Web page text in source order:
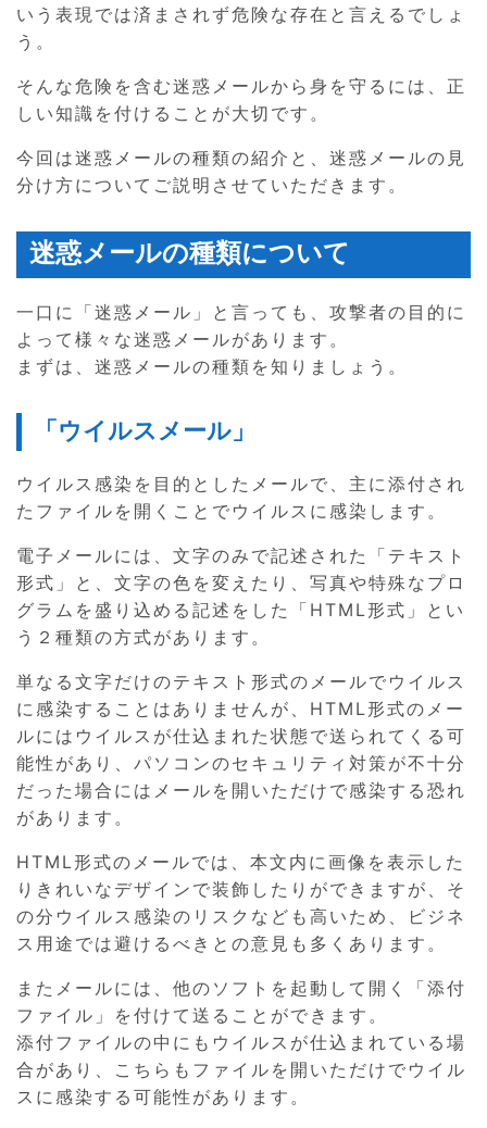
いう表現では済まされず危険な存在と言えるでしょ
う。
そんな危険を含む迷惑メールから身を守るには、正
しい知識を付けることが大切です。
今回は迷惑メールの種類の紹介と、迷惑メールの見
分け方についてご説明させていただきます。
迷惑メールの種類について
一口に「迷惑メール」と言っても、攻撃者の目的に
よって様々な迷惑メールがあります。
まずは、迷惑メールの種類を知りましょう。
「ウイルスメール」
ウイルス感染を目的としたメールで、主に添付され
たファイルを開くことでウイルスに感染します。
電子メールには、文字のみで記述された「テキスト
形式」と、文字の色を変えたり、写真や特殊なプロ
グラムを盛り込める記述をした「HTML形式」とい
う２種類の方式があります。
単なる文字だけのテキスト形式のメールでウイルス
に感染することはありませんが、HTML形式のメー
ルにはウイルスが仕込まれた状態で送られてくる可
能性があり、パソコンのセキュリティ対策が不十分
だった場合にはメールを開いただけで感染する恐れ
があります。
HTML形式のメールでは、本文内に画像を表示した
りきれいなデザインで装飾したりができますが、そ
の分ウイルス感染のリスクなども高いため、ビジネ
ス用途では避けるべきとの意見も多くあります。
またメールには、他のソフトを起動して開く「添付
ファイル」を付けて送ることができます。
添付ファイルの中にもウイルスが仕込まれている場
合があり、こちらもファイルを開いただけでウイル
スに感染する可能性があります。